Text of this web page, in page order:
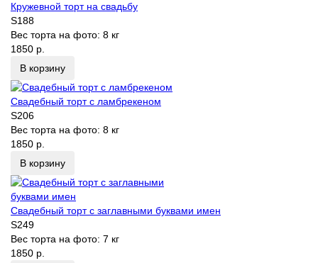
Кружевной торт на свадьбу
S188
Вес торта на фото: 8 кг
1850 р.
В корзину
Свадебный торт с ламбрекеном
S206
Вес торта на фото: 8 кг
1850 р.
В корзину
Свадебный торт с заглавными буквами имен
S249
Вес торта на фото: 7 кг
1850 р.